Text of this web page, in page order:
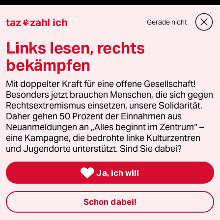
taz lab 2027
Mehr taz Lesestoff
taz Blogs
taz FUTURZWEI
Le Monde diplomatique
taz Archiv
Mehr taz Angebote
taz zahl ich Gerade nicht
Links lesen, rechts
bekämpfen
Mit doppelter Kraft für eine offene Gesellschaft!
Besonders jetzt brauchen Menschen, die sich gegen
Rechtsextremismus einsetzen, unsere Solidarität.
Daher gehen 50 Prozent der Einnahmen aus
Neuanmeldungen an „Alles beginnt im Zentrum“ –
eine Kampagne, die bedrohte linke Kulturzentren
und Jugendorte unterstützt. Sind Sie dabei?
 Ja, ich will
Schon dabei!